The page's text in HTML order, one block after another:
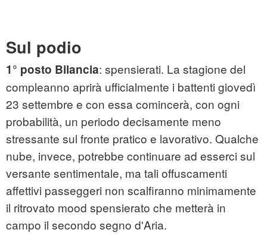
Sul podio
1° posto Bilancia: spensierati. La stagione del
compleanno aprirà ufficialmente i battenti giovedì
23 settembre e con essa comincerà, con ogni
probabilità, un periodo decisamente meno
stressante sul fronte pratico e lavorativo. Qualche
nube, invece, potrebbe continuare ad esserci sul
versante sentimentale, ma tali offuscamenti
affettivi passeggeri non scalfiranno minimamente
il ritrovato mood spensierato che metterà in
campo il secondo segno d'Aria.